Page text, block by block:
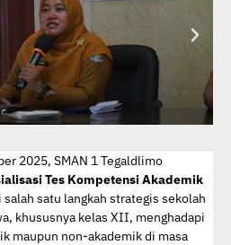
2025, SMAN 1 Tegaldlimo
Tes Kompetensi Akademik
satu langkah strategis sekolah
khususnya kelas XII, menghadapi
maupun non-akademik di masa